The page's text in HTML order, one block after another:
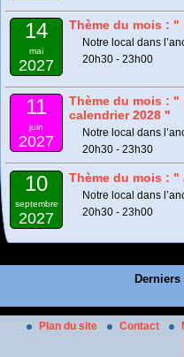
14
mai
2027
Thème du mois : "
Notre local dans
20h30 - 23h00
11
juin
2027
Thème du mois :
calendrier 2028 "
Notre local dans
20h30 - 23h30
10
septembre
2027
Thème du mois :
Notre local dans
20h30 - 23h00
Derniers
Plan du site Contact